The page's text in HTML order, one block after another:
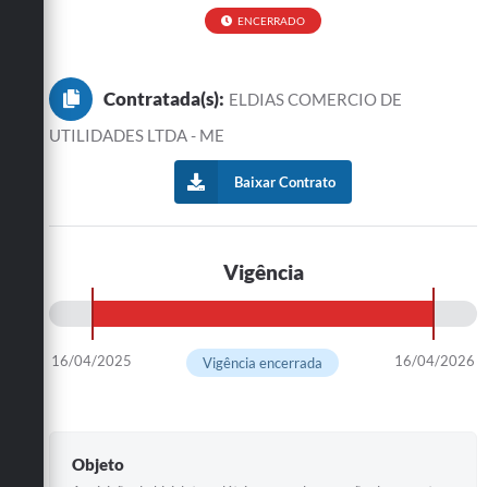
ENCERRADO
Contratada(s): ELDIAS COMERCIO DE
UTILIDADES LTDA - ME
Baixar Contrato
Vigência
16/04/2025 16/04/2026
Vigência encerrada
Objeto